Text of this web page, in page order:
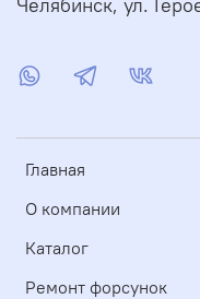
Главная
О компании
Каталог
Ремонт форсунок
Челябинск, ул.